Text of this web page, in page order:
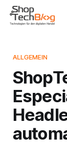
ALLGEMEIN